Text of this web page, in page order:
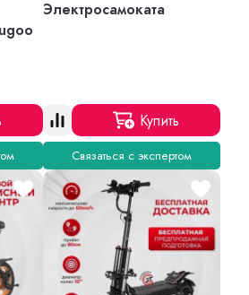
Электросамоката
Купить
Связаться с экспертом